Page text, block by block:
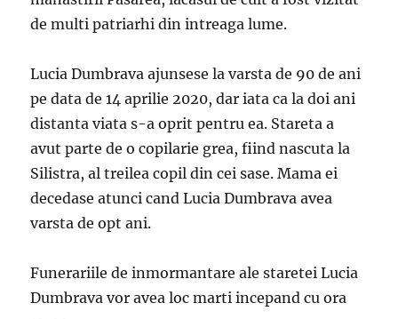
de multi patriarhi din intreaga lume.
Lucia Dumbrava ajunsese la varsta de 90 de ani
pe data de 14 aprilie 2020, dar iata ca la doi ani
distanta viata s-a oprit pentru ea. Stareta a
avut parte de o copilarie grea, fiind nascuta la
Silistra, al treilea copil din cei sase. Mama ei
decedase atunci cand Lucia Dumbrava avea
varsta de opt ani.
Funerariile de inmormantare ale staretei Lucia
Dumbrava vor avea loc marti incepand cu ora